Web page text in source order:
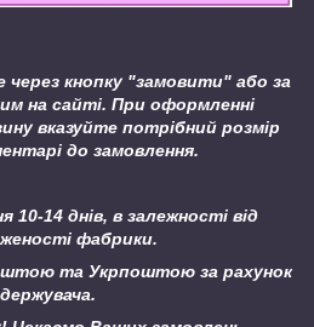
через кнопку "замовити" або за
на сайті. При оформленні
вказуйте потрібний розмір
до замовлення.
10-14 днів, в залежності від
фабрики.
та Укрпоштою за рахунок